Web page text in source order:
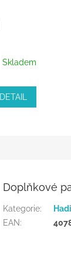
Skladem
DETAIL
Doplňkové
Kategorie:
EAN: